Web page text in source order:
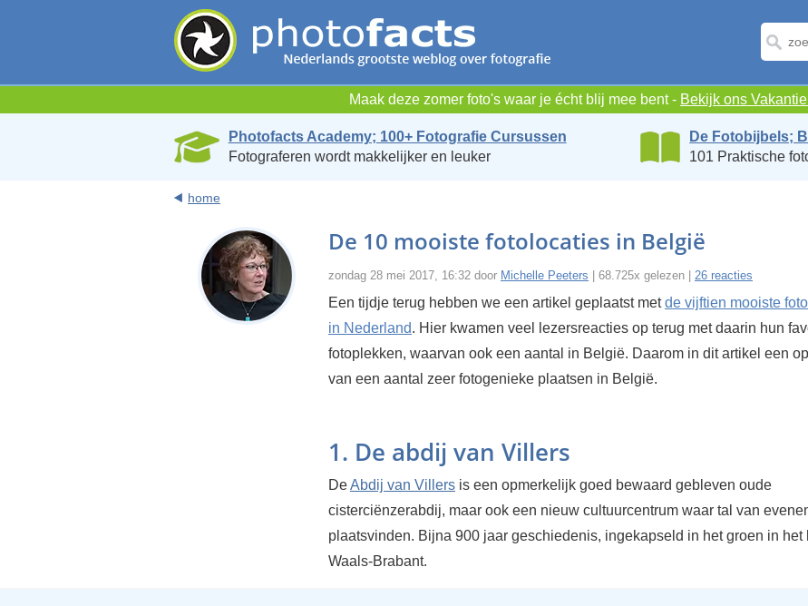
Maak deze zomer foto's waar je écht blij mee bent - Bekijk ons
Photofacts Academy; 100+ Fotografie Cursussen
Fotograferen wordt makkelijker en leuker
De Fotobijbels;
101 Praktische
home
De 10 mooiste fotolocaties in België
zondag 28 mei 2017, 16:32 door Michelle Peeters | 68.725x gelezen | 26 reacties
Een tijdje terug hebben we een artikel geplaatst metde vijftien mooiste
in Nederland. Hier kwamen veel lezersreacties op terug met daarin hun
fotoplekken, waarvan ook een aantal in België. Daarom in dit artikel een
van een aantal zeer fotogenieke plaatsen in België.
1. De abdij van Villers
DeAbdij van Villers is een opmerkelijk goed bewaard gebleven oude
cisterciënzerabdij, maar ook een nieuw cultuurcentrum waar tal van
plaatsvinden. Bijna 900 jaar geschiedenis, ingekapseld in het groen in het
Waals-Brabant.